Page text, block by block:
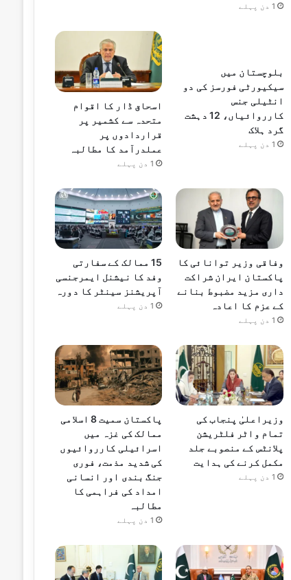
1 دن پہلے
بلوچستان میں
سیکیورٹی فورسز کی دو
انٹیلی جنس
کارروائیاں، 12 دہشت
گرد ہلاک
1 دن پہلے
اسحاق ڈار کا اقوام
متحدہ سے کشمیر پر
قراردادوں پر
عملدرآمد کا مطالبہ
1 دن پہلے
وفاقی وزیر توانائی کا
پاکستان ایران شراکت
داری مزید مضبوط بنانے
کے عزم کا اعادہ
1 دن پہلے
15 ممالک کے سفارتی
وفد کا نیشنل ایمرجنسی
آپریشنز سینٹر کا دورہ
1 دن پہلے
وزیراعلیٰ پنجاب کی
تمام واٹر فلٹریشن
پلانٹس کے منصوبے جلد
مکمل کرنے کی ہدایت
1 دن پہلے
پاکستان سمیت 8 اسلامی
ممالک کی غزہ میں
اسرائیلی کارروائیوں
کی شدید مذمت، فوری
جنگ بندی اور انسانی
امداد کی فراہمی کا
مطالبہ
1 دن پہلے